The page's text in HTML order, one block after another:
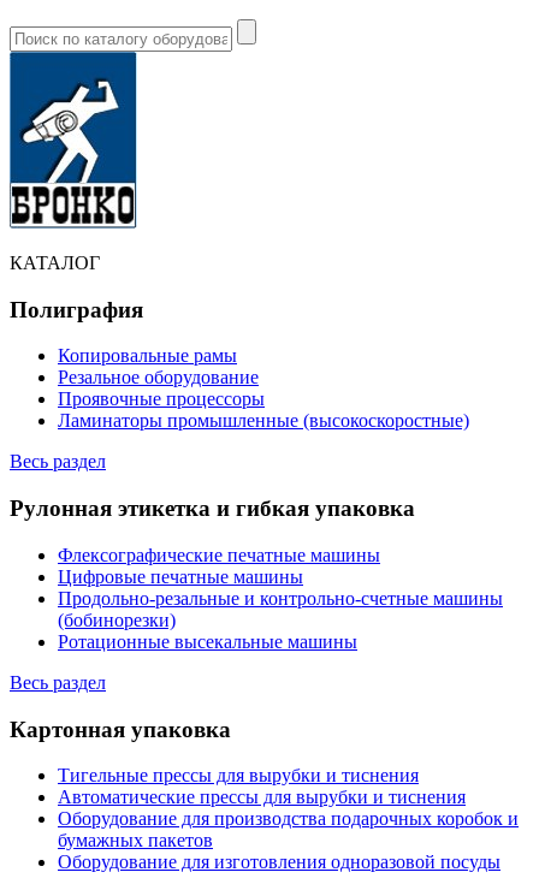
КАТАЛОГ
Полиграфия
Копировальные рамы
Резальное оборудование
Проявочные процессоры
Ламинаторы промышленные (высокоскоростные)
Весь раздел
Рулонная этикетка и гибкая упаковка
Флексографические печатные машины
Цифровые печатные машины
Продольно-резальные и контрольно-счетные машины
(бобинорезки)
Ротационные высекальные машины
Весь раздел
Картонная упаковка
Тигельные прессы для вырубки и тиснения
Автоматические прессы для вырубки и тиснения
Оборудование для производства подарочных коробок и
бумажных пакетов
Оборудование для изготовления одноразовой посуды